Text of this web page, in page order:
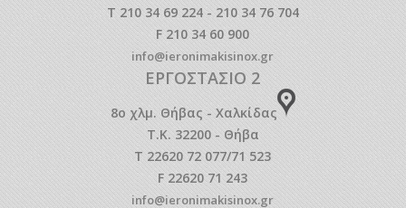
T 210 34 69 224 - 210 34 76 704
F 210 34 60 900
info@ieronimakisinox.gr
ΕΡΓΟΣΤΑΣΙΟ 2
8o χλμ. Θήβας - Χαλκίδας
Τ.Κ. 32200 - Θήβα
T 22620 72 077/71 523
F 22620 71 243
info@ieronimakisinox.gr